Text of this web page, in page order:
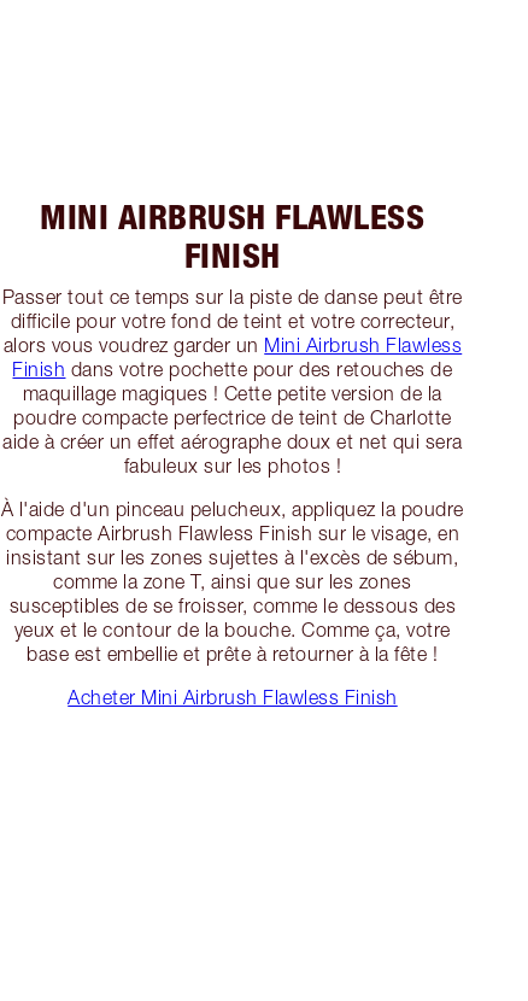
MINI AIRBRUSH FLAWLESS
FINISH
Passer tout ce temps sur la piste de danse peut être
difficile pour votre fond de teint et votre correcteur,
alors vous voudrez garder un Mini Airbrush Flawless
Finish dans votre pochette pour des retouches de
maquillage magiques ! Cette petite version de la
poudre compacte perfectrice de teint de Charlotte
aide à créer un effet aérographe doux et net qui sera
fabuleux sur les photos !
À l'aide d'un pinceau pelucheux, appliquez la poudre
compacte Airbrush Flawless Finish sur le visage, en
insistant sur les zones sujettes à l'excès de sébum,
comme la zone T, ainsi que sur les zones
susceptibles de se froisser, comme le dessous des
yeux et le contour de la bouche. Comme ça, votre
base est embellie et prête à retourner à la fête !
Acheter Mini Airbrush Flawless Finish